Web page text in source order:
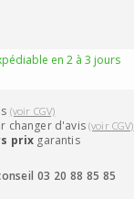
en 2 à 3 jours
(voir CGV)
changer d'avis(voir CGV)
prix garantis
03 20 88 85 85